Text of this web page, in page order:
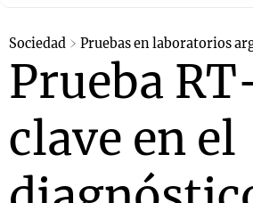
Sociedad Pruebas en laboratorios
Prueba
clave en el